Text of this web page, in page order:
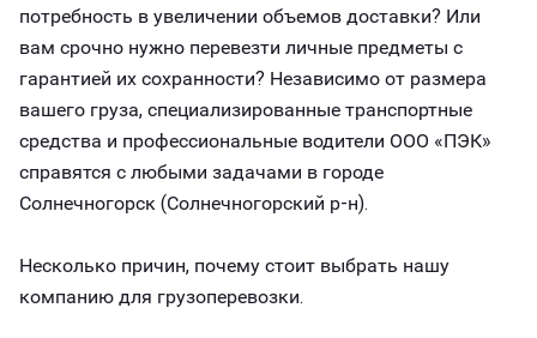
потребность в увеличении объемов доставки? Или
вам срочно нужно перевезти личные предметы с
гарантией их сохранности? Независимо от размера
вашего груза, специализированные транспортные
средства и профессиональные водители ООО «ПЭК»
справятся с любыми задачами в городе
Солнечногорск (Солнечногорский р-н).
Несколько причин, почему стоит выбрать нашу
компанию для грузоперевозки.